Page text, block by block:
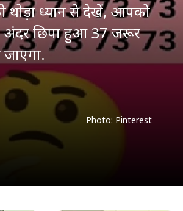
थोड़ा ध्यान से देखें, आपको
छिपा हुआ 37 जरूर
Photo: Pinterest